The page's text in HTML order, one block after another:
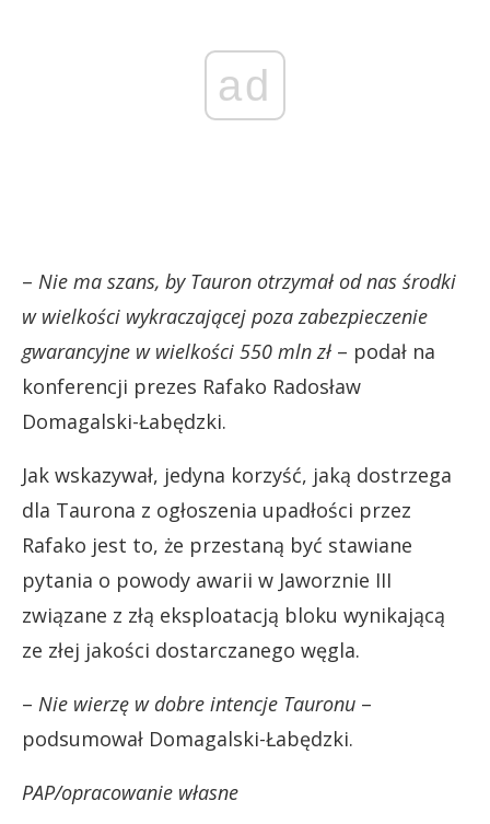
ad
– Nie ma szans, by Tauron otrzymał od nas środki
w wielkości wykraczającej poza zabezpieczenie
gwarancyjne w wielkości 550 mln zł – podał na
konferencji prezes Rafako Radosław
Domagalski-Łabędzki.
Jak wskazywał, jedyna korzyść, jaką dostrzega
dla Taurona z ogłoszenia upadłości przez
Rafako jest to, że przestaną być stawiane
pytania o powody awarii w Jaworznie III
związane z złą eksploatacją bloku wynikającą
ze złej jakości dostarczanego węgla.
– Nie wierzę w dobre intencje Tauronu –
podsumował Domagalski-Łabędzki.
PAP/opracowanie własne